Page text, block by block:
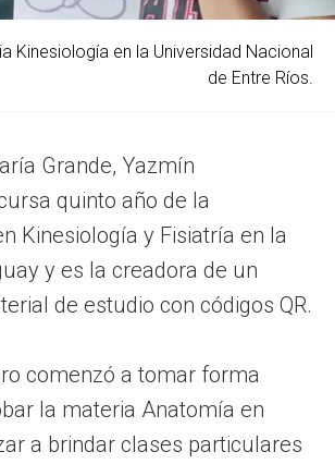
Kinesiología en la Universidad Nacional
de Entre Ríos.
Grande, Yazmín
quinto año de la
Kinesiología y Fisiatría en la
y es la creadora de un
de estudio con códigos QR.
comenzó a tomar forma
la materia Anatomía en
a brindar clases particulares